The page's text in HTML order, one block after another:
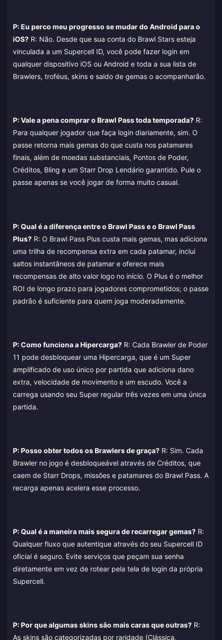
P: Eu perco meu progresso se mudar do Android para o
iOS? R: Não. Desde que sua conta do Brawl Stars esteja
vinculada a um Supercell ID, você pode fazer login em
qualquer dispositivo iOS ou Android e toda a sua lista de
Brawlers, troféus, skins e saldo de gemas o acompanharão.
P: Vale a pena comprar o Brawl Pass toda temporada? R:
Para qualquer jogador que faça login diariamente, sim. O
passe retorna mais gemas do que custa nos patamares
finais, além de moedas substanciais, Pontos de Poder,
Créditos, Bling e um Starr Drop Lendário garantido. Pule o
passe apenas se você jogar de forma muito casual.
P: Qual é a diferença entre o Brawl Pass e o Brawl Pass
Plus? R: O Brawl Pass Plus custa mais gemas, mas adiciona
uma trilha de recompensa extra em cada patamar, inclui
saltos instantâneos de patamar e oferece mais
recompensas de alto valor logo no início. O Plus é o melhor
ROI de longo prazo para jogadores comprometidos; o passe
padrão é suficiente para quem joga moderadamente.
P: Como funciona a Hipercarga? R: Cada Brawler de Poder
11 pode desbloquear uma Hipercarga, que é um Super
amplificado de uso único por partida que adiciona dano
extra, velocidade de movimento e um escudo. Você a
carrega usando seu Super regular três vezes em uma única
partida.
P: Posso obter todos os Brawlers de graça? R: Sim. Cada
Brawler no jogo é desbloqueável através de Créditos, que
caem de Starr Drops, missões e patamares do Brawl Pass. A
recarga apenas acelera esse processo.
P: Qual é a maneira mais segura de recarregar gemas? R:
Qualquer fluxo que autentique através do seu Supercell ID
oficial é seguro. Evite serviços que peçam sua senha
diretamente em vez de rotear pela tela de login da própria
Supercell.
P: Por que algumas skins são mais caras que outras? R:
As skins são categorizadas por raridade (Clássica,